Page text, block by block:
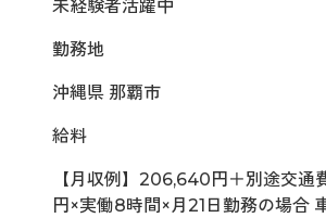
未経験者活躍中
勤務地
沖縄県 那覇市
給料
【月収例】206,640円＋別途交
円×実働8時間×月21日勤務の場合